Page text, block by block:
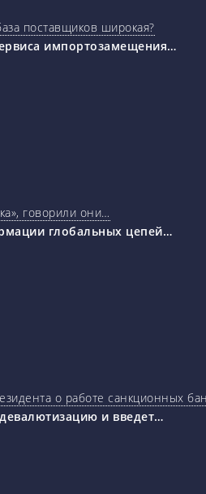
поставщиков широкая?
импортозамещения…
говорили они…
глобальных цепей…
о работе санкционных
и введет…